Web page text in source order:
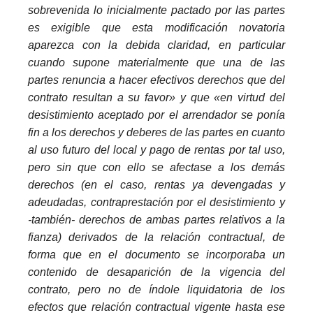
sobrevenida lo inicialmente pactado por las partes
es exigible que esta modificación novatoria
aparezca con la debida claridad, en particular
cuando supone materialmente que una de las
partes renuncia a hacer efectivos derechos que del
contrato resultan a su favor» y que «en virtud del
desistimiento aceptado por el arrendador se ponía
fin a los derechos y deberes de las partes en cuanto
al uso futuro del local y pago de rentas por tal uso,
pero sin que con ello se afectase a los demás
derechos (en el caso, rentas ya devengadas y
adeudadas, contraprestación por el desistimiento y
-también- derechos de ambas partes relativos a la
fianza) derivados de la relación contractual, de
forma que en el documento se incorporaba un
contenido de desaparición de la vigencia del
contrato, pero no de índole liquidatoria de los
efectos que relación contractual vigente hasta ese